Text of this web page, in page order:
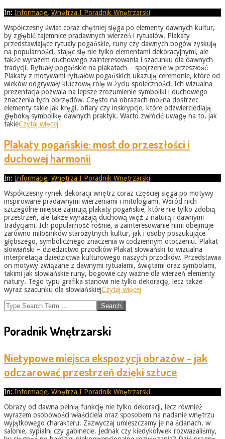
2025-
01
In: Informacje, Wnętrza I Poradnik Wnętrzarski
Współczesny świat coraz chętniej sięga po elementy dawnych kultur,
by zgłębić tajemnice pradawnych wierzeń i rytuałów. Plakaty
przedstawiające rytuały pogańskie, runy czy dawnych bogów zyskują
na popularności, stając się nie tylko elementami dekoracyjnymi, ale
także wyrazem duchowego zainteresowania i szacunku dla dawnych
tradycji. Rytuały pogańskie na plakatach – spojrzenie w przeszłość
Plakaty z motywami rytuałów pogańskich ukazują ceremonie, które od
wieków odgrywały kluczową rolę w życiu społeczności. Ich wizualna
prezentacja pozwala na lepsze zrozumienie symboliki i duchowego
znaczenia tych obrzędów. Często na obrazach można dostrzec
elementy takie jak kręgi, ofiary czy inskrypcje, które odzwierciedlają
głęboką symbolikę dawnych praktyk. Warto zwrócić uwagę na to, jak
takieCzytaj więcej
Plakaty pogańskie: most do przeszłości i
duchowej harmonii
2025-
31
In: Informacje, Wnętrza I Poradnik Wnętrzarski
Współczesny rynek dekoracji wnętrz coraz częściej sięga po motywy
inspirowane pradawnymi wierzeniami i mitologiami. Wśród nich
szczególne miejsce zajmują plakaty pogańskie, które nie tylko zdobią
przestrzeń, ale także wyrażają duchową więź z naturą i dawnymi
tradycjami. Ich popularność rośnie, a zainteresowanie nimi obejmuje
zarówno miłośników starożytnych kultur, jak i osoby poszukujące
głębszego, symbolicznego znaczenia w codziennym otoczeniu. Plakat
słowiański – dziedzictwo przodków Plakat słowiański to wizualna
interpretacja dziedzictwa kulturowego naszych przodków. Przedstawia
on motywy związane z dawnymi rytuałami, świętami oraz symbolami,
takimi jak słowiańskie runy, bogowie czy ważne dla wierzeń elementy
natury. Tego typu grafika stanowi nie tylko dekorację, lecz także
wyraz szacunku dla słowiańskiejCzytaj więcej
Search
Poradnik Wnętrzarski
Nietypowe miejsca ekspozycji obrazów – jak
odczarować przestrzeń dzięki sztuce
2026-
31
In: Informacje, Wnętrza I Poradnik Wnętrzarski
Obrazy od dawna pełnią funkcję nie tylko dekoracji, lecz również
wyrazem osobowości właściciela oraz sposobem na nadanie wnętrzu
wyjątkowego charakteru. Zazwyczaj umieszczamy je na ścianach, w
salonie, sypialni czy gabinecie. Jednak czy kiedykolwiek rozważaliśmy,